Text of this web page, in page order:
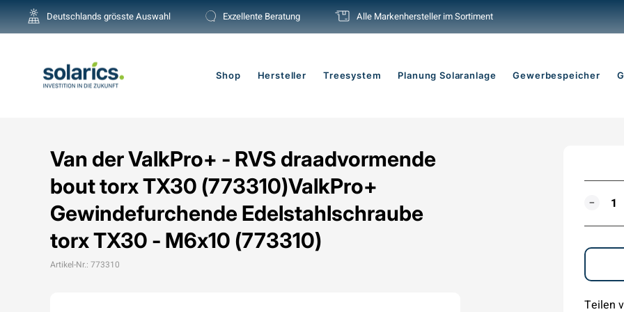
Direkt
zum
Pause
Deutschlands grösste Auswahl Exzellente Beratung Alle Markenhersteller im Sortiment
Shop Hersteller Treesystem Planung Solaranlage Gewerbespeicher
Van der ValkPro+ - RVS draadvormende
bout torx TX30 (773310)ValkPro+
Gewindefurchende Edelstahlschraube
torx TX30 - M6x10 (773310)
Artikel-Nr.: 773310
MENGE
−
Teilen